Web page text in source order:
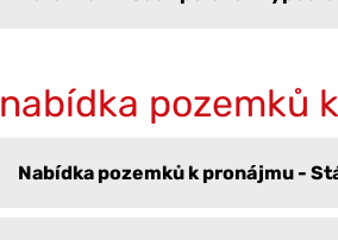
nabídka pozemků
Nabídka pozemků k pronájmu -